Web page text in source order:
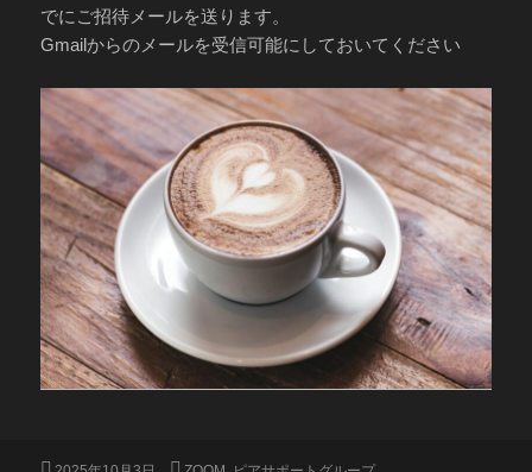
でにご招待メールを送ります。
Gmailからのメールを受信可能にしておいてください